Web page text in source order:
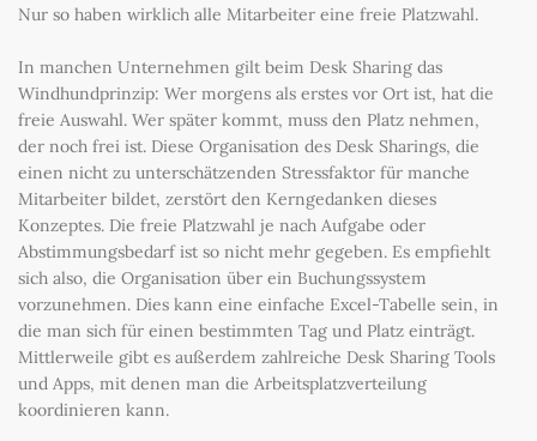
Nur so haben wirklich alle Mitarbeiter eine freie Platzwahl.
In manchen Unternehmen gilt beim Desk Sharing das
Windhundprinzip: Wer morgens als erstes vor Ort ist, hat die
freie Auswahl. Wer später kommt, muss den Platz nehmen,
der noch frei ist. Diese Organisation des Desk Sharings, die
einen nicht zu unterschätzenden Stressfaktor für manche
Mitarbeiter bildet, zerstört den Kerngedanken dieses
Konzeptes. Die freie Platzwahl je nach Aufgabe oder
Abstimmungsbedarf ist so nicht mehr gegeben. Es empfiehlt
sich also, die Organisation über ein Buchungssystem
vorzunehmen. Dies kann eine einfache Excel-Tabelle sein, in
die man sich für einen bestimmten Tag und Platz einträgt.
Mittlerweile gibt es außerdem zahlreiche Desk Sharing Tools
und Apps, mit denen man die Arbeitsplatzverteilung
koordinieren kann.